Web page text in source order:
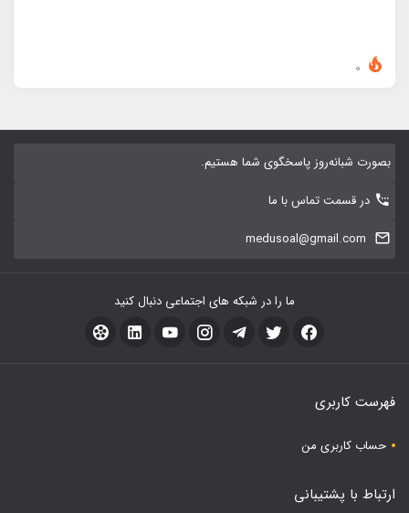
بصورت شبانه‌روز پاسخگوی شما هستیم.
در قسمت تماس با ما
medusoal@gmail.com
ما را در شبکه های اجتماعی دنبال کنید
فهرست کاربری
حساب کاربری من
ارتباط با پشتیبانی